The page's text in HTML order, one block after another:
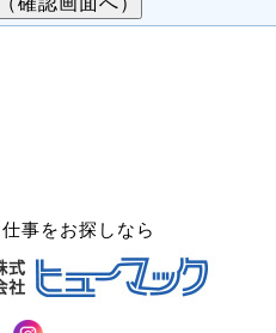
お願いします。
ついて
報は、法令に基づく場
を除き、第三者へ提供
せん。
事をお探しなら